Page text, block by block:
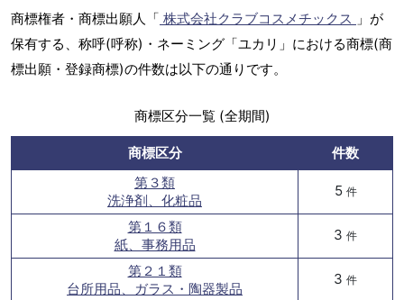
商標権者・商標出願人「 株式会社クラブコスメチックス 」が
保有する、称呼(呼称)・ネーミング「ユカリ」における商標(商
標出願・登録商標)の件数は以下の通りです。
商標区分一覧 (全期間)
商標区分
件数
第３類
洗浄剤、化粧品
5 件
第１６類
紙、事務用品
3 件
第２１類
台所用品、ガラス・陶器製品
3 件